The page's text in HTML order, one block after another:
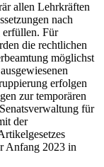
allen Lehrkräften
nach
erfüllen. Für
die rechtlichen
möglichst
erfolgen
zur temporären
für
der
Anfang 2023 in